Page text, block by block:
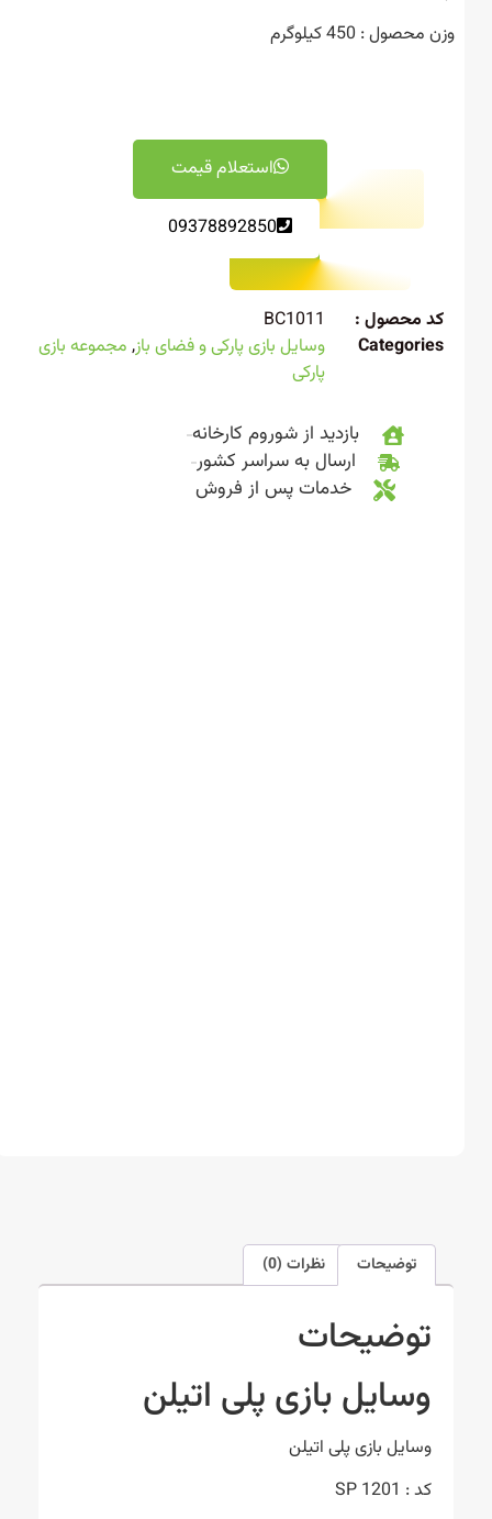
: 450 کیلوگرم
استعلام قیمت
09378892850
محصول :
BC1011
وسایل بازی پارکی و فضای باز,مجموعه بازی
بازدید از شوروم کارخانه
ارسال به سراسر کشور
خدمات پس از فروش
توضیحات نظرات (0)
توضیحات
وسایل بازی پلی اتیلن
وسایل بازی پلی اتیلن